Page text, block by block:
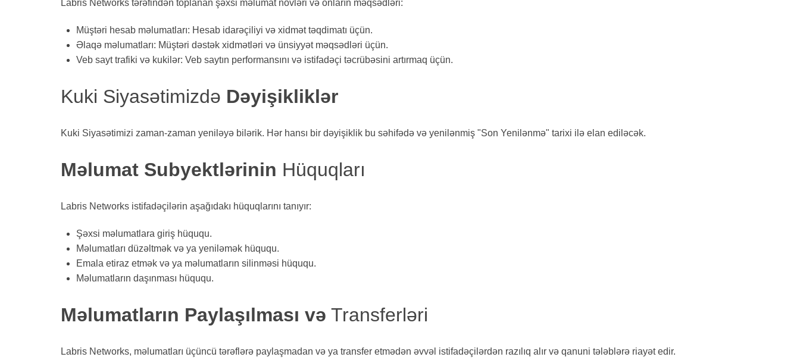
Labris Networks tərəfindən toplanan şəxsi məlumat növləri və onların məqsədləri:
Müştəri hesab məlumatları: Hesab idarəçiliyi və xidmət təqdimatı üçün.
Əlaqə məlumatları: Müştəri dəstək xidmətləri və ünsiyyət məqsədləri üçün.
Veb sayt trafiki və kukilər: Veb saytın performansını və istifadəçi təcrübəsini artırmaq üçün.
Kuki Siyasətimizdə Dəyişikliklər
Kuki Siyasətimizi zaman-zaman yeniləyə bilərik. Hər hansı bir dəyişiklik bu səhifədə və yenilənmiş "Son Yenilənmə" tarixi ilə elan ediləcək.
Məlumat Subyektlərinin Hüquqları
Labris Networks istifadəçilərin aşağıdakı hüquqlarını tanıyır:
Şəxsi məlumatlara giriş hüququ.
Məlumatları düzəltmək və ya yeniləmək hüququ.
Emala etiraz etmək və ya məlumatların silinməsi hüququ.
Məlumatların daşınması hüququ.
Məlumatların Paylaşılması və Transferləri
Labris Networks, məlumatları üçüncü tərəflərə paylaşmadan və ya transfer etmədən əvvəl istifadəçilərdən razılıq alır və qanuni tələblərə riayət edir.